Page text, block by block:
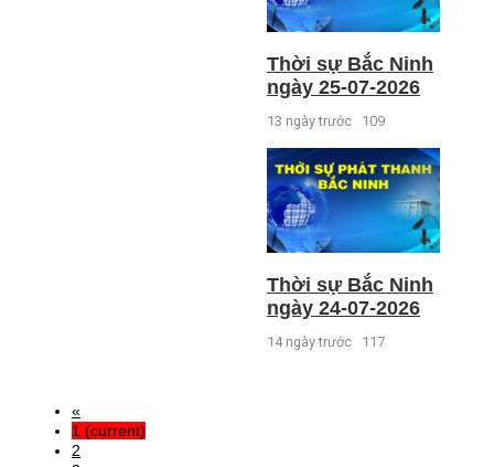
Thời sự Bắc Ninh
ngày 25-07-2026
13 ngày trước 109
Thời sự Bắc Ninh
ngày 24-07-2026
14 ngày trước 117
«
1 (current)
2